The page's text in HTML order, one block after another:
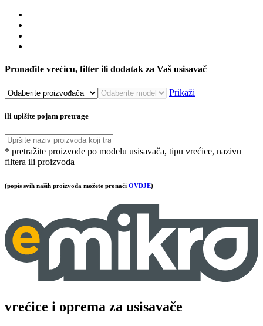
Pronađite vrećicu, filter ili dodatak za Vaš usisavač
Prikaži
ili upišite pojam pretrage
* pretražite proizvode po modelu usisavača, tipu vrećice, nazivu
filtera ili proizvoda
(popis svih naših proizvoda možete pronaći OVDJE)
vrećice i oprema za usisavače